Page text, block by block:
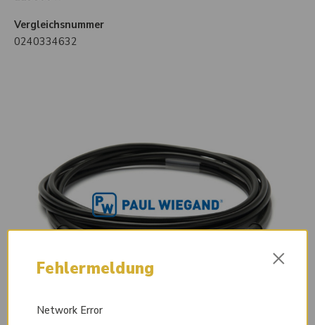
Vergleichsnummer
0240334632
Fehlermeldung ×
Network Error